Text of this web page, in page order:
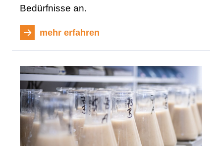
Bedürfnisse an.
mehr erfahren